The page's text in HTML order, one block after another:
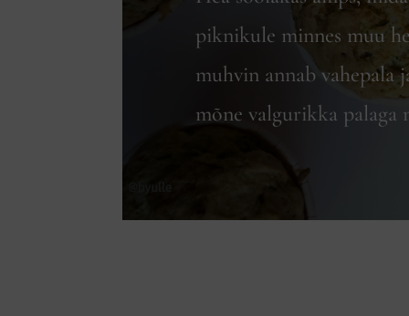
piknikule minnes muu
muhvin annab vahepala
mõne valgurikka palaga